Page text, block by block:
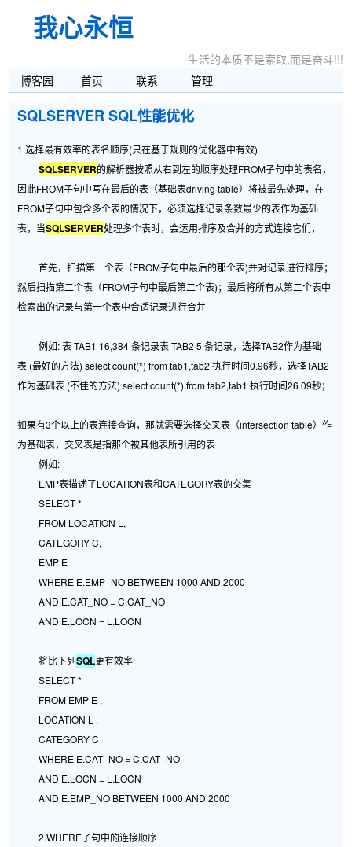
我心永恒
生活的本质不是索取,而是奋斗!!!
博客园
首页 联系 管理
SQLSERVER SQL性能优化
1.选择最有效率的表名顺序(只在基于规则的优化器中有效)
SQLSERVER的解析器按照从右到左的顺序处理FROM子句中的表名，
因此FROM子句中写在最后的表（基础表driving table）将被最先处理，在
FROM子句中包含多个表的情况下，必须选择记录条数最少的表作为基础
表，当SQLSERVER处理多个表时，会运用排序及合并的方式连接它们，
首先，扫描第一个表（FROM子句中最后的那个表)并对记录进行排序；
然后扫描第二个表（FROM子句中最后第二个表)；最后将所有从第二个表中
检索出的记录与第一个表中合适记录进行合并
例如: 表 TAB1 16,384 条记录表 TAB2 5 条记录，选择TAB2作为基础
表 (最好的方法) select count(*) from tab1,tab2 执行时间0.96秒，选择TAB2
作为基础表 (不佳的方法) select count(*) from tab2,tab1 执行时间26.09秒；
如果有3个以上的表连接查询，那就需要选择交叉表（intersection table）作
为基础表，交叉表是指那个被其他表所引用的表
例如:
EMP表描述了LOCATION表和CATEGORY表的交集
SELECT *
FROM LOCATION L,
CATEGORY C,
EMP E
WHERE E.EMP_NO BETWEEN 1000 AND 2000
AND E.CAT_NO = C.CAT_NO
AND E.LOCN = L.LOCN
将比下列SQL更有效率
SELECT *
FROM EMP E ,
LOCATION L ,
CATEGORY C
WHERE E.CAT_NO = C.CAT_NO
AND E.LOCN = L.LOCN
AND E.EMP_NO BETWEEN 1000 AND 2000
2.WHERE子句中的连接顺序